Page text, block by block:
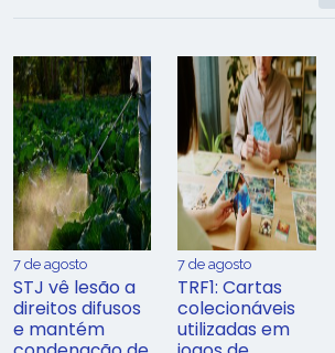
7 de agosto
STJ vê lesão a
direitos difusos
e mantém
7 de agosto
TRF1: Cartas
colecionáveis
utilizadas em